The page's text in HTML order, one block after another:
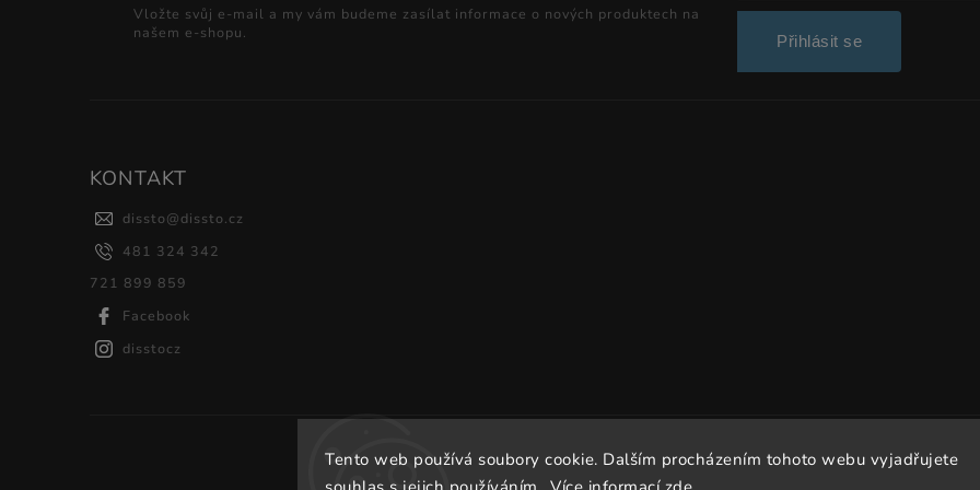
Tento web používá soubory cookie. Dalším procházením tohoto webu vyjadřujete
Vložte svůj e-mail a my vám budeme zasílat informace o nových produktech na
našem e-shopu.
Přihlásit se
KONTAKT
dissto@dissto.cz
481 324 342
721 899 859
Facebook
disstocz
Copyright 2026Dissto. Všechna práva vyhrazena.